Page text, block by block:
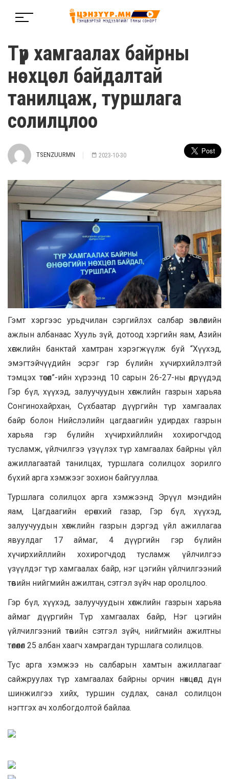
Түр хамгаалах байрны
нөхцөл байдалтай
танилцаж, туршлага
солилцлоо
TSENZUURMN 2023-10-30
Гэмт хэргээс урьдчилан сэргийлэх салбар зөвлөлийн
ажлын албанаас Хууль зүй, дотоод хэргийн яам, Азийн
хөгжлийн банктай хамтран хэрэгжүүлж буй “Хүүхэд,
эмэгтэйчүүдийн эсрэг гэр бүлийн хүчирхийлэлтэй
тэмцэх төсөл”-ийн хүрээнд 10 сарын 26-27-ны өдрүүдэд
Гэр бүл, хүүхэд, залуучуудын хөгжлийн газрын харьяа
Сонгинохайрхан, Сүхбаатар дүүргийн түр хамгаалах
байр болон Нийслэлийн цагдаагийн удирдах газрын
харьяа гэр бүлийн хүчирхийллийн хохирогчдод
тусламж, үйлчилгээ үзүүлэх түр хамгаалах байрны үйл
ажиллагаатай танилцах, туршлага солилцох зорилго
бүхий арга хэмжээг зохион байгууллаа.
Туршлага солилцох арга хэмжээнд Эрүүл мэндийн
яам, Цагдаагийн ерөнхий газар, Гэр бүл, хүүхэд,
залуучуудын хөгжлийн газрын дэргэд үйл ажиллагаа
явуулдаг 17 аймаг, 4 дүүргийн гэр бүлийн
хүчирхийллийн хохирогчдод тусламж үйлчилгээ
үзүүлдэг түр хамгаалах байр, нэг цэгийн үйлчилгээний
төвийн нийгмийн ажилтан, сэтгэл зүйч нар оролцлоо.
Гэр бүл, хүүхэд, залуучуудын хөгжлийн газрын харьяа
аймаг дүүргийн Түр хамгаалах байр, Нэг цэгийн
үйлчилгээний төвийн сэтгэл зүйч, нийгмийн ажилтны
төлөөлөл 25 албан хаагч хамрагдан туршлага солилцов.
Тус арга хэмжээ нь салбарын хамтын ажиллагааг
сайжруулах түр хамгаалах байрны орчин нөхцөлд дүн
шинжилгээ хийх, туршин судлах, санал солилцон
нэгтгэх ач холбогдолтой байлаа.